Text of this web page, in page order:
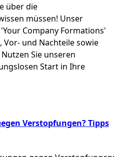
über die
müssen! Unser
Company Formations'
und Nachteile sowie
Sie unseren
Start in Ihre
Verstopfungen? Tipps